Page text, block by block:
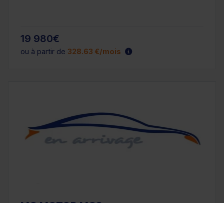
19 980€
ou à partir de 328.63 €/mois